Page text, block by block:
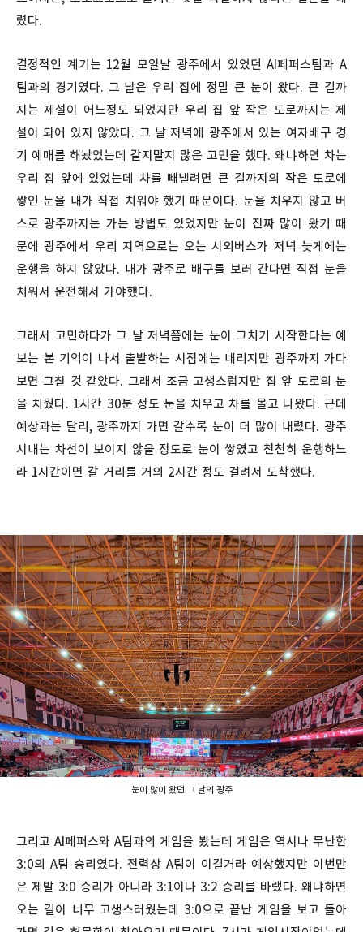
렸다.
결정적인 계기는 12월 모일날 광주에서 있었던 AI페퍼스팀과 A
팀과의 경기였다. 그 날은 우리 집에 정말 큰 눈이 왔다. 큰 길까
지는 제설이 어느정도 되었지만 우리 집 앞 작은 도로까지는 제
설이 되어 있지 않았다. 그 날 저녁에 광주에서 있는 여자배구 경
기 예매를 해놨었는데 갈지말지 많은 고민을 했다. 왜냐하면 차는
우리 집 앞에 있었는데 차를 빼낼려면 큰 길까지의 작은 도로에
쌓인 눈을 내가 직접 치워야 했기 때문이다. 눈을 치우지 않고 버
스로 광주까지는 가는 방법도 있었지만 눈이 진짜 많이 왔기 때
문에 광주에서 우리 지역으로는 오는 시외버스가 저녁 늦게에는
운행을 하지 않았다. 내가 광주로 배구를 보러 간다면 직접 눈을
치워서 운전해서 가야했다.
그래서 고민하다가 그 날 저녁쯤에는 눈이 그치기 시작한다는 예
보는 본 기억이 나서 출발하는 시점에는 내리지만 광주까지 가다
보면 그칠 것 같았다. 그래서 조금 고생스럽지만 집 앞 도로의 눈
을 치웠다. 1시간 30분 정도 눈을 치우고 차를 몰고 나왔다. 근데
예상과는 달리, 광주까지 가면 갈수록 눈이 더 많이 내렸다. 광주
시내는 차선이 보이지 않을 정도로 눈이 쌓였고 천천히 운행하느
라 1시간이면 갈 거리를 거의 2시간 정도 걸려서 도착했다.
눈이 많이 왔던 그 날의 광주
그리고 AI페퍼스와 A팀과의 게임을 봤는데 게임은 역시나 무난한
3:0의 A팀 승리였다. 전력상 A팀이 이길거라 예상했지만 이번만
은 제발 3:0 승리가 아니라 3:1이나 3:2 승리를 바랬다. 왜냐하면
오는 길이 너무 고생스러웠는데 3:0으로 끝난 게임을 보고 돌아